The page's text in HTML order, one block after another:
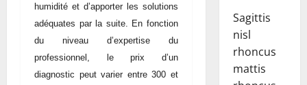
humidité et d’apporter les solutions
adéquates par la suite. En fonction
du niveau d’expertise du
professionnel, le prix d’un
diagnostic peut varier entre 300 et
Sagittis
nisl
rhoncus
mattis